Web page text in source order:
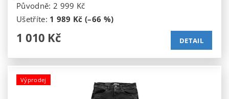
Původně: 2 999 Kč
Ušetříte: 1 989 Kč (–66 %)
1 010 Kč DETAIL
Výprodej